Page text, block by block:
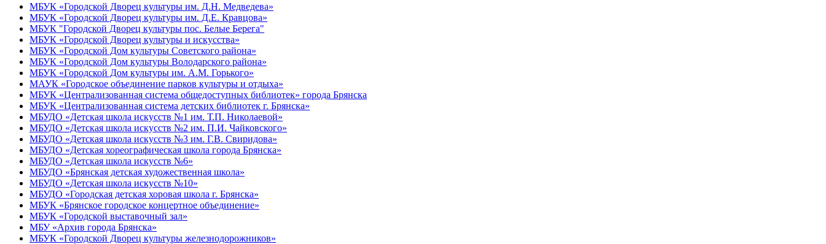
МБУК «Городской Дворец культуры им. Д.Н. Медведева»
МБУК «Городской Дворец культуры им. Д.Е. Кравцова»
МБУК "Городской Дворец культуры пос. Белые Берега"
МБУК «Городской Дворец культуры и искусства»
МБУК «Городской Дом культуры Советского района»
МБУК «Городской Дом культуры Володарского района»
МБУК «Городской Дом культуры им. А.М. Горького»
МАУК «Городское объединение парков культуры и отдыха»
МБУК «Централизованная система общедоступных библиотек» города Брянска
МБУК «Централизованная система детских библиотек г. Брянска»
МБУДО «Детская школа искусств №1 им. Т.П. Николаевой»
МБУДО «Детская школа искусств №2 им. П.И. Чайковского»
МБУДО «Детская школа искусств №3 им. Г.В. Свиридова»
МБУДО «Детская хореографическая школа города Брянска»
МБУДО «Детская школа искусств №6»
МБУДО «Брянская детская художественная школа»
МБУДО «Детская школа искусств №10»
МБУДО «Городская детская хоровая школа г. Брянска»
МБУК «Брянское городское концертное объединение»
МБУК «Городской выставочный зал»
МБУ «Архив города Брянска»
МБУК «Городской Дворец культуры железнодорожников»